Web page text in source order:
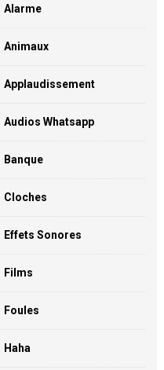
Alarme
Animaux
Applaudissement
Audios Whatsapp
Banque
Cloches
Effets Sonores
Films
Foules
Haha